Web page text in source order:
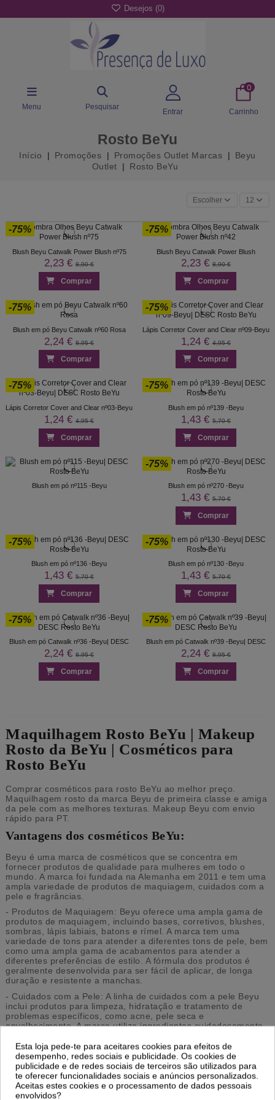
Desejos (0)
Menu Pesquisar
Entrar
0
Carrinho
Rosto BeYu
Início Promoções Promoções Outlet Marcas
Beyu
Outlet
Rosto BeYu
Escolher 12
-75%
Blush Beyu Catwalk Power Blush nº75
2,23 € 8,90 €
Comprar
-75%
Blush Beyu Catwalk Power Blush
2,23 € 8,90 €
Comprar
-75%
Blush em pó Beyu Catwalk nº60 Rosa
2,24 € 8,95 €
Comprar
-75%
Lápis Corretor Cover and Clear nº09-Beyu
1,24 € 4,95 €
Comprar
-75%
Lápis Corretor Cover and Clear nº03-Beyu
1,24 € 4,95 €
Comprar
-75%
Blush em pó nº139 -Beyu
1,43 € 5,70 €
Comprar
Blush em pó nº115 -Beyu
-75%
Blush em pó nº270 -Beyu
1,43 € 5,70 €
Comprar
-75%
Blush em pó nº136 -Beyu
1,43 € 5,70 €
Comprar
-75%
Blush em pó nº130 -Beyu
1,43 € 5,70 €
Comprar
-75%
Blush em pó Catwalk nº36 -Beyu| DESC
2,24 € 8,95 €
Comprar
-75%
Blush em pó Catwalk nº39 -Beyu| DESC
2,24 € 8,95 €
Comprar
Maquilhagem Rosto BeYu | Makeup
Rosto da BeYu | Cosméticos para
Rosto BeYu
Comprar cosméticos para rosto BeYu ao melhor preço.
Maquilhagem rosto da marca Beyu de primeira classe e amiga
da pele com as melhores texturas. Makeup Beyu com envio
rápido para PT.
Vantagens dos cosméticos BeYu:
Beyu é uma marca de cosméticos que se concentra em
fornecer produtos de qualidade para mulheres em todo o
mundo. A marca foi fundada na Alemanha em 2011 e tem uma
ampla variedade de produtos de maquiagem, cuidados com a
pele e fragrâncias.
- Produtos de Maquiagem: Beyu oferece uma ampla gama de
produtos de maquiagem, incluindo bases, corretivos, blushes,
sombras, lápis labiais, batons e rímel. A marca tem uma
variedade de tons para atender a diferentes tons de pele, bem
como uma ampla gama de acabamentos para atender a
diferentes preferências de estilo. A fórmula dos produtos é
geralmente desenvolvida para ser fácil de aplicar, de longa
duração e resistente a manchas.
- Cuidados com a Pele: A linha de cuidados com a pele Beyu
inclui produtos para limpeza, hidratação e tratamento de
problemas específicos, como acne, pele seca e
envelhecimento. A marca utiliza ingredientes cuidadosamente
e suaves para a pele.
- Fragrâncias: A Beyu também oferece uma variedade de
fragrâncias para mulheres, que incluem opções florais,
frutadas e amadeiradas. Os perfumes são projetados para
serem duradouros e agradáveis, sem serem muito fortes.
Esta loja pede-te para aceitares cookies para efeitos de
desempenho, redes sociais e publicidade. Os cookies de
publicidade e de redes sociais de terceiros são utilizados para
te oferecer funcionalidades sociais e anúncios personalizados.
Aceitas estes cookies e o processamento de dados pessoais
envolvidos?